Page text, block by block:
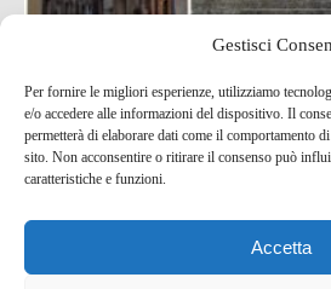
Gestisci
Per fornire le migliori esperienze, utilizziamo
e/o accedere alle informazioni del dispositivo. Il
permetterà di elaborare dati come il comportamento
sito. Non acconsentire o ritirare il consenso può
caratteristiche e funzioni.
Accetta
Cosa vedere ad Asciano, borgo
Senesi
Città e borghi